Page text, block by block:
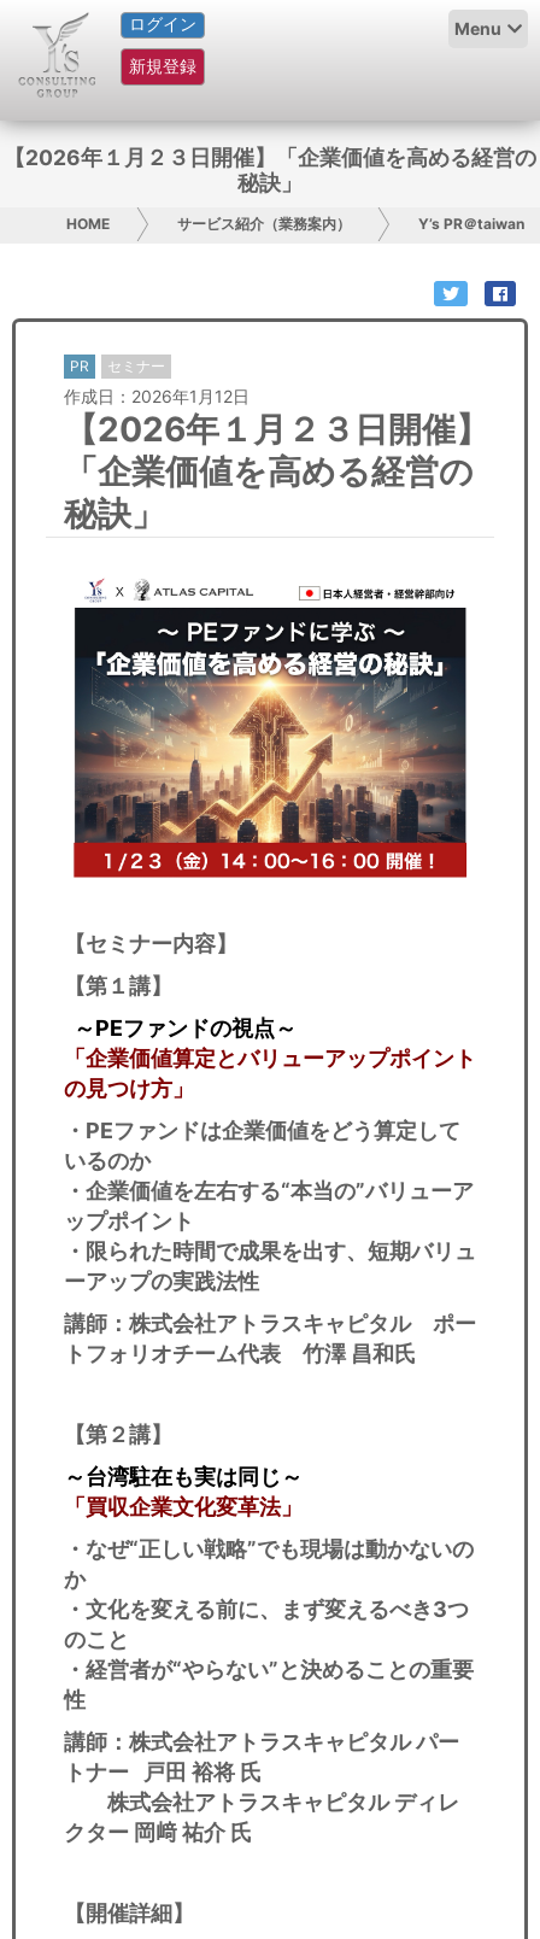
ログイン
新規登録
Menu
HOME
サービス紹介
コラム
お問い合わせ
日本人にPR
コンサルティング
リサーチ
経済ニュース
労務顧問
飲食店情報
【2026年１月２３日開催】「企業価値を高める経営の
秘訣」
HOME サービス紹介（業務案内） Y’s PR＠taiwan
PR セミナー
作成日：2026年1月12日
【2026年１月２３日開催】
「企業価値を高める経営の
秘訣」
【セミナー内容】
【第１講】
～PEファンドの視点～
「企業価値算定とバリューアップポイント
の見つけ方」
・PEファンドは企業価値をどう算定して
いるのか
・企業価値を左右する“本当の”バリューア
ップポイント
・限られた時間で成果を出す、短期バリュ
ーアップの実践法性
講師：株式会社アトラスキャピタル ポー
トフォリオチーム代表 竹澤 昌和氏
【第２講】
～台湾駐在も実は同じ～
「買収企業文化変革法」
・なぜ“正しい戦略”でも現場は動かないの
か
・文化を変える前に、まず変えるべき3つ
のこと
・経営者が“やらない”と決めることの重要
性
講師：株式会社アトラスキャピタル パー
トナー 戸田 裕将 氏
株式会社アトラスキャピタル ディレ
クター 岡﨑 祐介 氏
【開催詳細】